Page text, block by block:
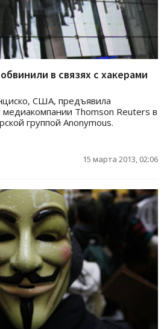
в связях с хакерами
США, предъявила
Thomson Reuters в
группой Anonymous.
15 марта 2013, 02:06